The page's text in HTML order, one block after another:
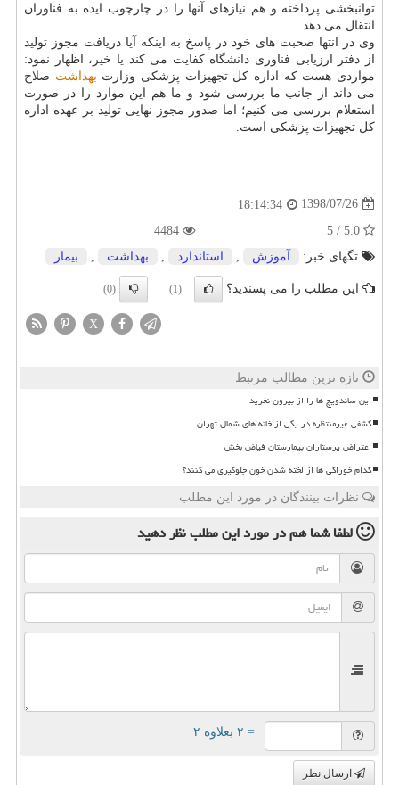
توانبخشی پرداخته و هم نیازهای آنها را در چارچوب ایده به فناوران
انتقال می دهد.
وی در انتها صحبت های خود در پاسخ به اینكه آیا دریافت مجوز تولید
از دفتر ارزیابی فناوری دانشگاه كفایت می كند یا خیر، اظهار نمود:
مواردی هست كه اداره كل تجهیزات پزشكی وزارت بهداشت صلاح
می داند از جانب ما بررسی شود و ما هم این موارد را در صورت
استعلام بررسی می كنیم؛ اما صدور مجوز نهایی تولید بر عهده اداره
كل تجهیزات پزشكی است.
1398/07/26
18:14:34
تگهای خبر:
آموزش استاندارد بهداشت بیمار
این مطلب را می پسندید؟ (1)
(0)
X
تازه ترین مطالب مرتبط
این ساندویچ ها را از بیرون نخرید
کشفی غیرمنتظره در یکی از خانه های شمال تهران
اعتراض پرستاران بیمارستان فیاض بخش
کدام خوراکی ها از لخته شدن خون جلوگیری می کنند؟
نظرات بینندگان در مورد این مطلب
لطفا شما همدر مورد این مطلبنظر دهید
= ۲ بعلاوه ۲
ارسال نظر